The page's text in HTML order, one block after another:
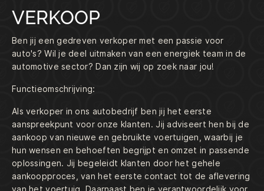
HOME
DIENSTEN
WERKPLAATS
VACATURES
OVER ONS
VERKOCHT
CONTACT
VERKOOP@LUITJESCARCOMPANY.NL
0229-220040
VERKOOP
Ben jij een gedreven verkoper met een passie voor
auto's? Wil je deel uitmaken van een energiek team in de
automotive sector? Dan zijn wij op zoek naar jou!
Functieomschrijving:
Als verkoper in ons autobedrijf ben jij het eerste
aanspreekpunt voor onze klanten. Jij adviseert hen bij de
aankoop van nieuwe en gebruikte voertuigen, waarbij je
hun wensen en behoeften begrijpt en omzet in passende
oplossingen. Jij begeleidt klanten door het gehele
aankoopproces, van het eerste contact tot de aflevering